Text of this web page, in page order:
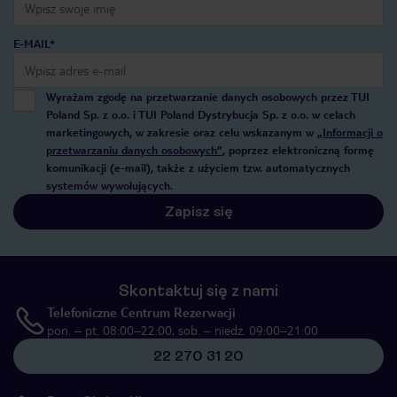
E-MAIL*
Wyrażam zgodę na przetwarzanie danych osobowych przez TUI
Poland Sp. z o.o. i TUI Poland Dystrybucja Sp. z o.o. w celach
marketingowych, w zakresie oraz celu wskazanym w „Informacji o
przetwarzaniu danych osobowych”, poprzez elektroniczną formę
komunikacji (e-mail), także z użyciem tzw. automatycznych
systemów wywołujących.
Zapisz się
Skontaktuj się z nami
Telefoniczne Centrum Rezerwacji
pon. – pt. 08:00–22:00, sob. – niedz. 09:00–21:00
22 270 31 20